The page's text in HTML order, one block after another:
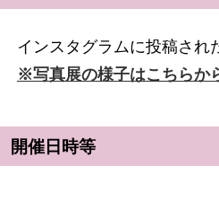
インスタグラムに投稿され
※写真展の様子はこちらか
開催日時等